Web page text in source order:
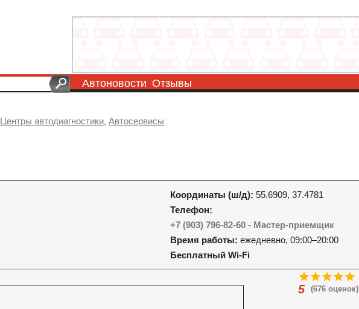
Автоновости Отзывы
Центры автодиагностики, Автосервисы
Координаты (ш/д): 55.6909, 37.4781
Телефон:
+7 (903) 796-82-60 - Мастер-приемщик
Время работы: ежедневно, 09:00–20:00
Бесплатный Wi-Fi
(676 оценок)
5